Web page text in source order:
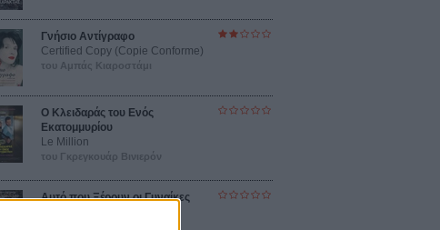
Γνήσιο Αντίγραφο
Certified Copy (Copie Conforme)
του Αμπάς Κιαροστάμι
Ο Κλειδαράς του Ενός
Εκατομμυρίου
Le Million
του Γκρεγκουάρ Βινιερόν
Αυτό που Ξέρουν οι Γυναίκες